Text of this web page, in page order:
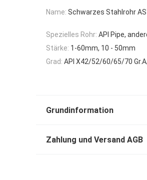
Name: Schwarzes Stahlrohr
Spezielles Rohr: API Pipe,
Stärke: 1-60mm, 10 - 50mm
Grad: API X42/52/60/65/70
Grundinformation
Zahlung und Versand AGB